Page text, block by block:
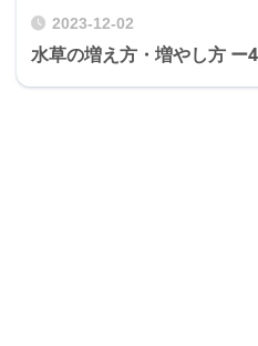
2023-12-02
水草の増え方・増やし方 ー